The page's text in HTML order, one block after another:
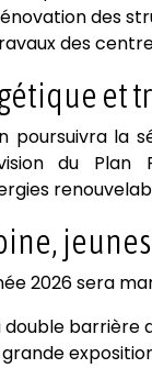
des
des
et
poursuivra la
du Plan
2026 sera
barrière
grande